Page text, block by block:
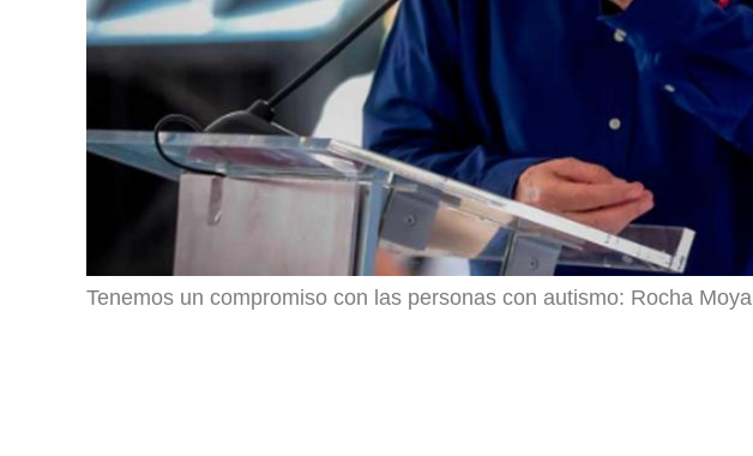
Tenemos un compromiso con las personas con autismo: Rocha Moya